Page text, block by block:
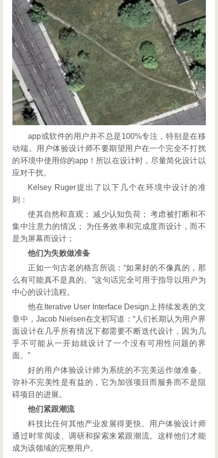
app或软件的用户并不总是100%专注，特别是在移
动端。用户体验设计师不要期望用户在一个完全不打扰
的环境中使用你的app！所以在设计时，尽量简化设计以
应对干扰。
Kelsey Ruger提出了以下几个在环境中设计的准
则：
使其自然和直观； 减少认知负荷； 考虑被打断和不
集中注意力的情况； 为任务效率和完成度而设计，而不
是为屏幕而设计；
他们为失败做准备
正如一句古老的格言所说：“如果好的不像真的，那
么有可能真不是真的。”这句话完全可用于指导以用户为
中心的设计流程。
他在Iterative User Interface Design上持续发表的文
章中，Jacob Nielsen在文初写道：“人们长期认为用户界
面设计在几乎所有情况下都需要不断迭代设计，因为几
乎不可能从一开始就设计了一个没有可用性问题的界
面。”
好的用户体验设计师为系统的不完美运作做准备。
弥补不完美性是有益的，它为加强项目而服务而不是阻
碍项目的进展。
他们紧跟潮流
科技比任何其他产业发展得更快。用户体验设计师
通过时常阅读、调研和探索来紧跟潮流。这样他们才能
成为该领域的完整用户。